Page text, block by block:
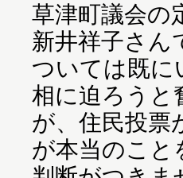
草津町議会の
新井祥子さん
ついては既に
相に迫ろうと
が、住民投票
が本当のこと